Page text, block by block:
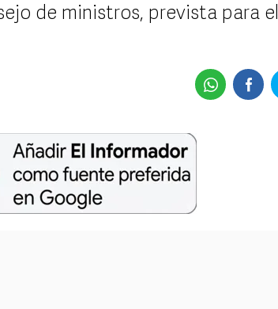
de ministros, prevista para el